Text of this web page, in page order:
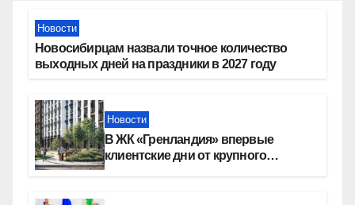
Новости
Новосибирцам назвали точное количество
выходных дней на праздники в 2027 году
Новости
В ЖК «Гренландия» впервые
клиентские дни от крупного